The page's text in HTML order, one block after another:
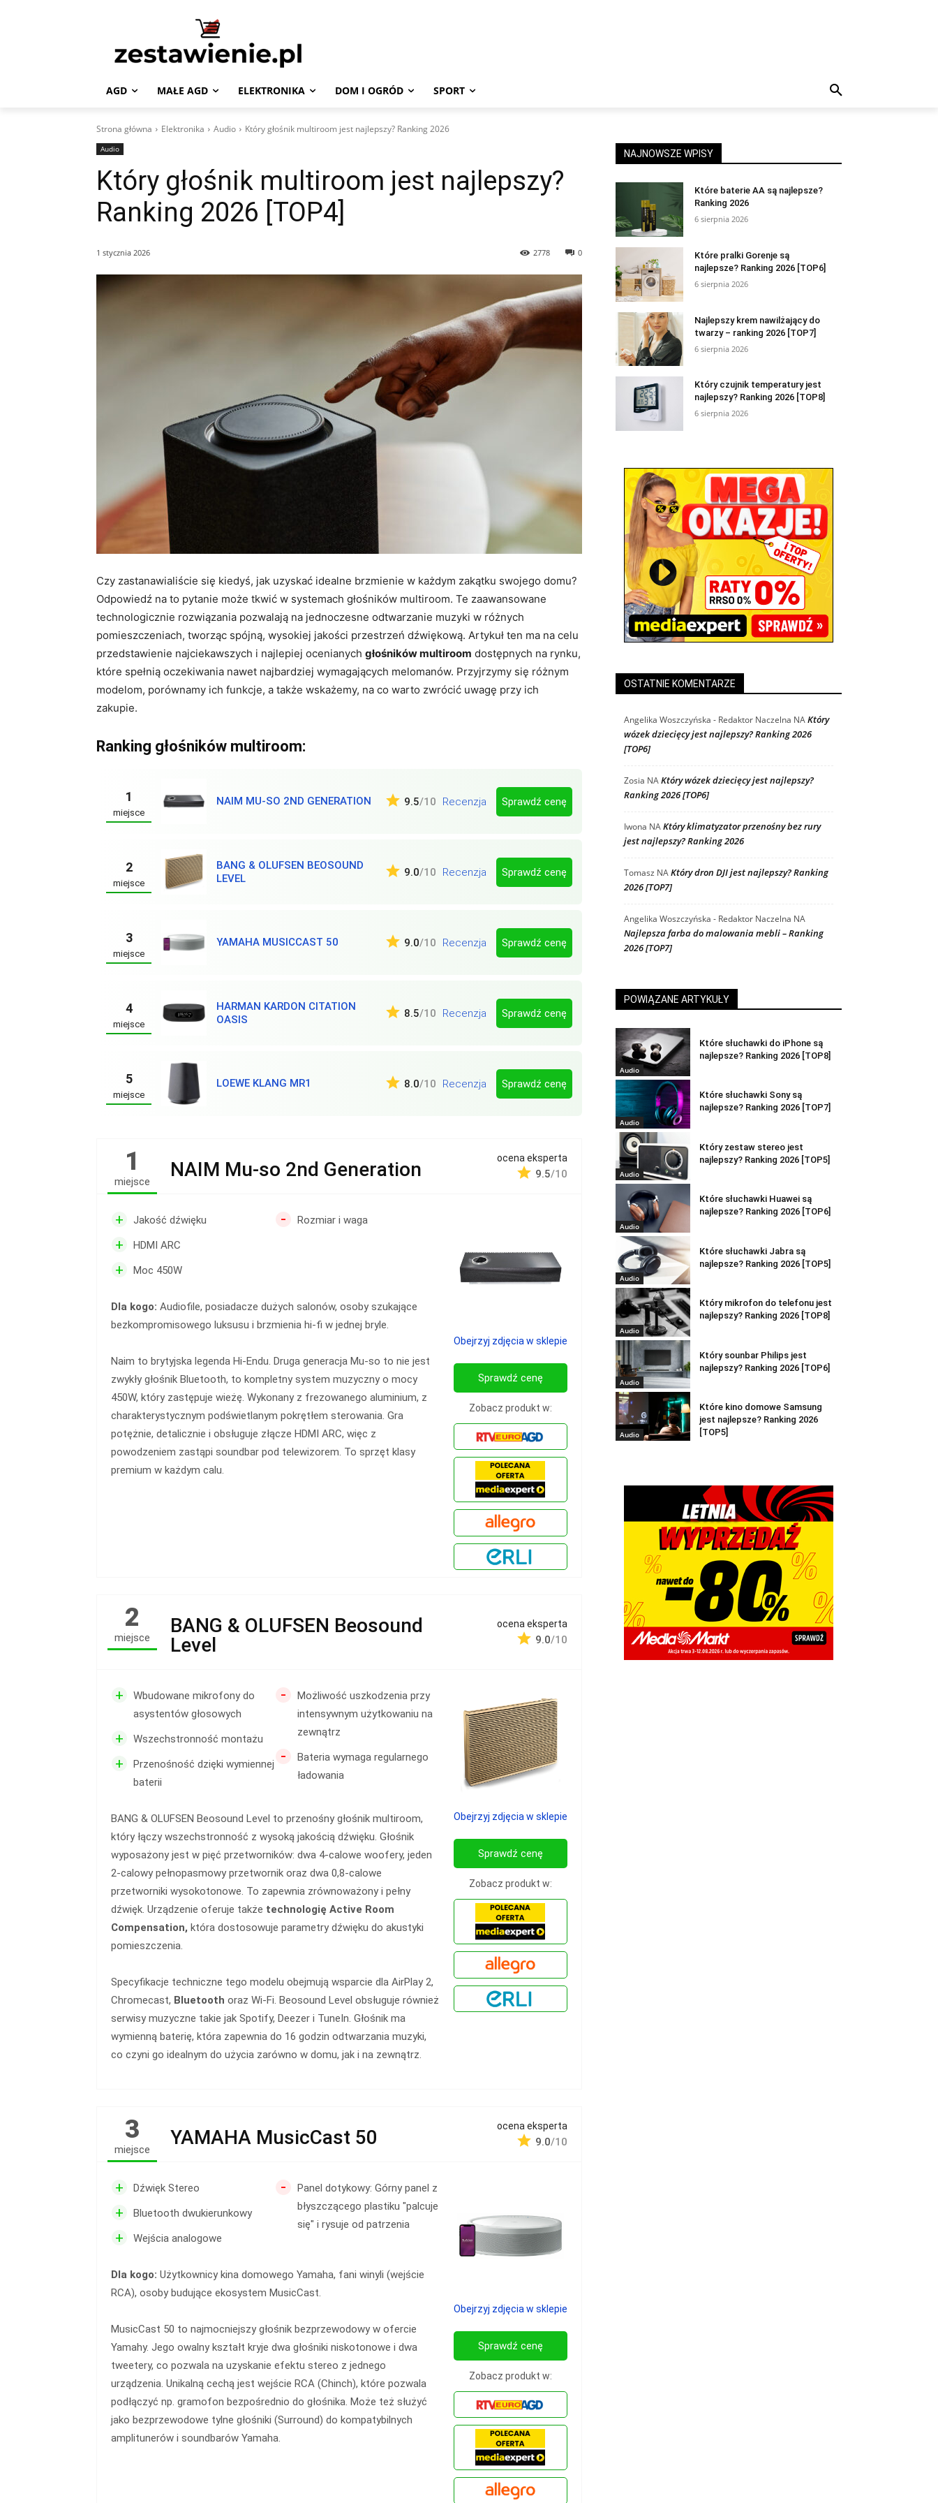
AGD MAŁE AGD ELEKTRONIKA DOM I OGRÓD SPORT
Strona główna Elektronika Audio Który głośnik multiroom jest najlepszy? Ranking 2026
Audio
Który głośnik multiroom jest najlepszy?
Ranking 2026 [TOP4]
1 stycznia 2026 0
2778
Czy zastanawialiście się kiedyś, jak uzyskać idealne brzmienie w każdym zakątku swojego domu?
Odpowiedź na to pytanie może tkwić w systemach głośników multiroom. Te zaawansowane
technologicznie rozwiązania pozwalają na jednoczesne odtwarzanie muzyki w różnych
pomieszczeniach, tworząc spójną, wysokiej jakości przestrzeń dźwiękową. Artykuł ten ma na celu
przedstawienie najciekawszych i najlepiej ocenianych głośników multiroom dostępnych na rynku,
które spełnią oczekiwania nawet najbardziej wymagających melomanów. Przyjrzymy się różnym
modelom, porównamy ich funkcje, a także wskażemy, na co warto zwrócić uwagę przy ich
zakupie.
Ranking głośników multiroom:
1
miejsce
NAIM MU-SO 2ND GENERATION 9.5/10 Recenzja Sprawdź cenę
2
miejsce
BANG & OLUFSEN BEOSOUND
LEVEL
9.0/10 Recenzja Sprawdź cenę
3
miejsce
YAMAHA MUSICCAST 50 9.0/10 Recenzja Sprawdź cenę
4
miejsce
HARMAN KARDON CITATION
OASIS
8.5/10 Recenzja Sprawdź cenę
5
miejsce
LOEWE KLANG MR1 8.0/10 Recenzja Sprawdź cenę
1
miejsce
NAIM Mu-so 2nd Generation ocena eksperta
9.5/10
+ Jakość dźwięku
+ HDMI ARC
+ Moc 450W
- Rozmiar i waga
Dla kogo: Audiofile, posiadacze dużych salonów, osoby szukające
bezkompromisowego luksusu i brzmienia hi-fi w jednej bryle.
Naim to brytyjska legenda Hi-Endu. Druga generacja Mu-so to nie jest
zwykły głośnik Bluetooth, to kompletny system muzyczny o mocy
450W, który zastępuje wieżę. Wykonany z frezowanego aluminium, z
charakterystycznym podświetlanym pokrętłem sterowania. Gra
potężnie, detalicznie i obsługuje złącze HDMI ARC, więc z
powodzeniem zastąpi soundbar pod telewizorem. To sprzęt klasy
premium w każdym calu.
Obejrzyj zdjęcia w sklepie
Sprawdź cenę
Zobacz produkt w:
2
miejsce
BANG & OLUFSEN Beosound
Level
ocena eksperta
9.0/10
+
Wbudowane mikrofony do
asystentów głosowych
+ Wszechstronność montażu
+
Przenośność dzięki wymiennej
baterii
-
Możliwość uszkodzenia przy
intensywnym użytkowaniu na
zewnątrz
-
Bateria wymaga regularnego
ładowania
BANG & OLUFSEN Beosound Level to przenośny głośnik multiroom,
który łączy wszechstronność z wysoką jakością dźwięku. Głośnik
wyposażony jest w pięć przetworników: dwa 4-calowe woofery, jeden
2-calowy pełnopasmowy przetwornik oraz dwa 0,8-calowe
przetworniki wysokotonowe. To zapewnia zrównoważony i pełny
dźwięk. Urządzenie oferuje także technologię Active Room
Compensation, która dostosowuje parametry dźwięku do akustyki
pomieszczenia.
Specyfikacje techniczne tego modelu obejmują wsparcie dla AirPlay 2,
Chromecast, Bluetooth oraz Wi-Fi. Beosound Level obsługuje również
serwisy muzyczne takie jak Spotify, Deezer i TuneIn. Głośnik ma
wymienną baterię, która zapewnia do 16 godzin odtwarzania muzyki,
co czyni go idealnym do użycia zarówno w domu, jak i na zewnątrz.
Obejrzyj zdjęcia w sklepie
Sprawdź cenę
Zobacz produkt w:
3
miejsce
YAMAHA MusicCast 50 ocena eksperta
9.0/10
+ Dźwięk Stereo
+ Bluetooth dwukierunkowy
+ Wejścia analogowe
-
Panel dotykowy: Górny panel z
błyszczącego plastiku "palcuje
się" i rysuje od patrzenia
Dla kogo: Użytkownicy kina domowego Yamaha, fani winyli (wejście
RCA), osoby budujące ekosystem MusicCast.
MusicCast 50 to najmocniejszy głośnik bezprzewodowy w ofercie
Yamahy. Jego owalny kształt kryje dwa głośniki niskotonowe i dwa
tweetery, co pozwala na uzyskanie efektu stereo z jednego
urządzenia. Unikalną cechą jest wejście RCA (Chinch), które pozwala
podłączyć np. gramofon bezpośrednio do głośnika. Może też służyć
jako bezprzewodowe tylne głośniki (Surround) do kompatybilnych
amplitunerów i soundbarów Yamaha.
Obejrzyj zdjęcia w sklepie
Sprawdź cenę
Zobacz produkt w:
NAJNOWSZE WPISY
Które baterie AA są najlepsze?
Ranking 2026
6 sierpnia 2026
Które pralki Gorenje są
najlepsze? Ranking 2026 [TOP6]
6 sierpnia 2026
Najlepszy krem nawilżający do
twarzy – ranking 2026 [TOP7]
6 sierpnia 2026
Który czujnik temperatury jest
najlepszy? Ranking 2026 [TOP8]
6 sierpnia 2026
OSTATNIE KOMENTARZE
Angelika Woszczyńska - Redaktor Naczelna NAKtóry
wózek dziecięcy jest najlepszy? Ranking 2026
[TOP6]
Zosia NAKtóry wózek dziecięcy jest najlepszy?
Ranking 2026 [TOP6]
Iwona NAKtóry klimatyzator przenośny bez rury
jest najlepszy? Ranking 2026
Tomasz NAKtóry dron DJI jest najlepszy? Ranking
2026 [TOP7]
Angelika Woszczyńska - Redaktor Naczelna NA
Najlepsza farba do malowania mebli – Ranking
2026 [TOP7]
POWIĄZANE ARTYKUŁY
Audio
Które słuchawki do iPhone są
najlepsze? Ranking 2026 [TOP8]
Audio
Które słuchawki Sony są
najlepsze? Ranking 2026 [TOP7]
Audio
Który zestaw stereo jest
najlepszy? Ranking 2026 [TOP5]
Audio
Które słuchawki Huawei są
najlepsze? Ranking 2026 [TOP6]
Audio
Które słuchawki Jabra są
najlepsze? Ranking 2026 [TOP5]
Audio
Który mikrofon do telefonu jest
najlepszy? Ranking 2026 [TOP8]
Audio
Który sounbar Philips jest
najlepszy? Ranking 2026 [TOP6]
Audio
Które kino domowe Samsung
jest najlepsze? Ranking 2026
[TOP5]